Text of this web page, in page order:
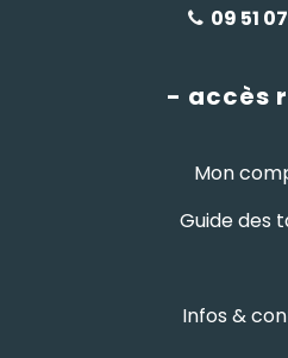
09 51
- accès
Mon
Guide des
Infos &